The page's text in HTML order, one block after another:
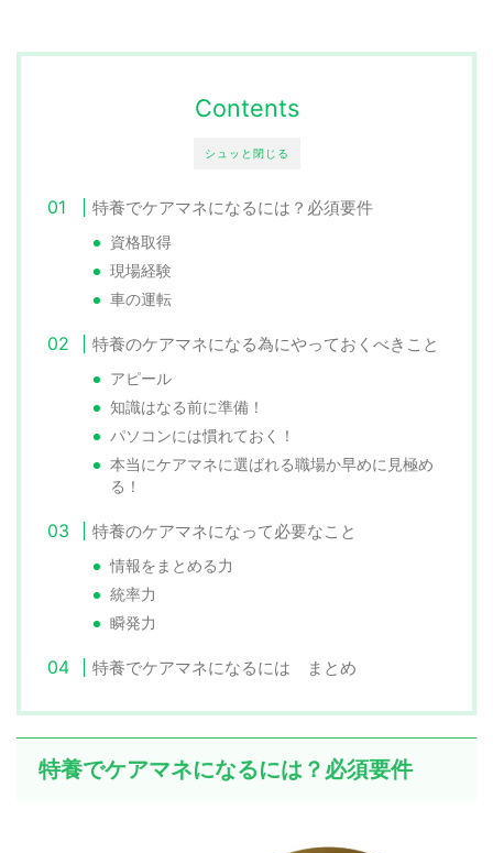
シュッと閉じる
Contents
特養でケアマネになるには？必須要件
資格取得
現場経験
車の運転
特養のケアマネになる為にやっておくべきこと
アピール
知識はなる前に準備！
パソコンには慣れておく！
本当にケアマネに選ばれる職場か早めに見極め
る！
特養のケアマネになって必要なこと
情報をまとめる力
統率力
瞬発力
特養でケアマネになるには まとめ
特養でケアマネになるには？必須要件